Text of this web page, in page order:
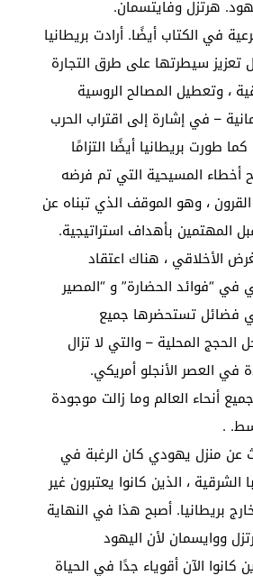
هرتزل وفايتسمان.
في الكتاب أيضًا. أرادت بريطانيا
سيطرتها على طرق التجارة
، وتعطيل المصالح الروسية
– في إشارة إلى اقتراب الحرب
طورت بريطانيا أيضًا التزامًا
أخطاء المسيحية التي تم فرضه
، وهو الموقف الذي تبناه عن
المهتمين بأهداف استراتيجية.
الأخلاقي ، هناك اعتقاد
في “فوائد الحضارة” و “المصير
فضائل تستحضرها جميع
الحجج المحلية – والتي لا تزال
العصر الأنجلو أمريكي.
أنحاء العالم وما زالت موجودة
.
عن منزل يهودي كان الرغبة في
الشرقية ، الذين كانوا يعتبرون غير
بريطانيا. أصبح هذا في النهاية
ووايسمان لأن اليهود
كانوا الآن أقوياء جدًا في الحياة